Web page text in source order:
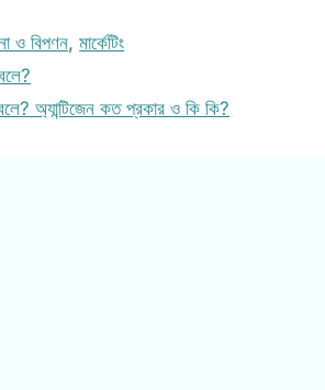
ও বিপণন,মার্কেটিং
অ্যান্টিজেন কত প্রকার ও কি কি?